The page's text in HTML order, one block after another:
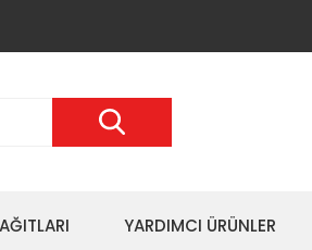
YARDIMCI ÜRÜNLER